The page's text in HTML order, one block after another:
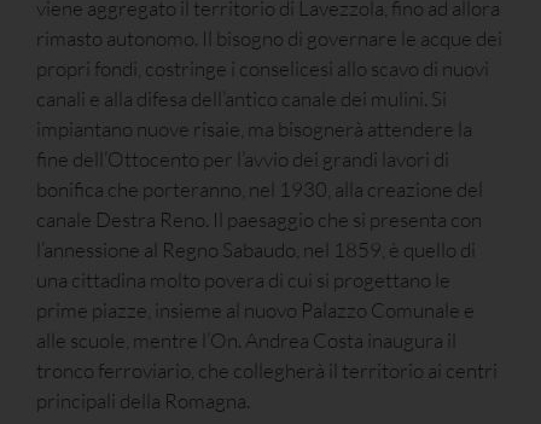
viene aggregato il territorio di Lavezzola, fino ad allora
rimasto autonomo. Il bisogno di governare le acque dei
propri fondi, costringe i conselicesi allo scavo di nuovi
canali e alla difesa dell’antico canale dei mulini. Si
impiantano nuove risaie, ma bisognerà attendere la
fine dell’Ottocento per l’avvio dei grandi lavori di
bonifica che porteranno, nel 1930, alla creazione del
canale Destra Reno. Il paesaggio che si presenta con
l’annessione al Regno Sabaudo, nel 1859, è quello di
una cittadina molto povera di cui si progettano le
prime piazze, insieme al nuovo Palazzo Comunale e
alle scuole, mentre l’On. Andrea Costa inaugura il
tronco ferroviario, che collegherà il territorio ai centri
principali della Romagna.